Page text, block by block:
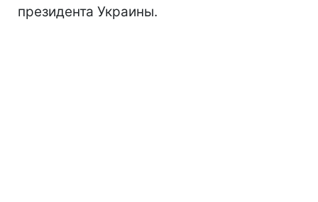
президента Украины.